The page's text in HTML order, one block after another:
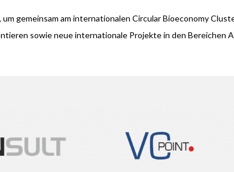
gemeinsam am internationalen Circular Bioeconomy
sowie neue internationale Projekte in den Bereichen